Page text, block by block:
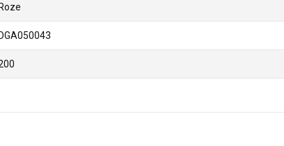
Roze
DGA050043